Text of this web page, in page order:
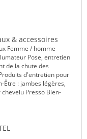
& accessoires
Femme / homme
Pose, entretien
de la chute des
d'entretien pour
Être : jambes légères,
Presso Bien-